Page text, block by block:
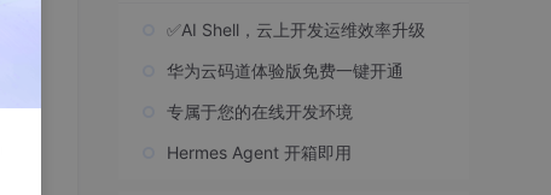
✅AI Shell，云上开发运维效率升级
华为云码道体验版免费一键开通
专属于您的在线开发环境
Hermes Agent 开箱即用